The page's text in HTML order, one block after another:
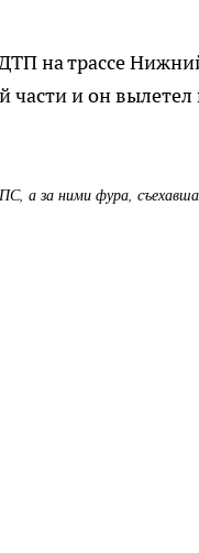
на трассе
части и он
а за ними фура,